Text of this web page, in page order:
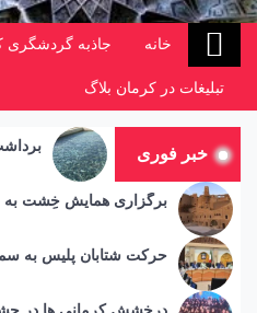
خانه جاذبه گردشگری
تبلیغات در کرمان بلاگ
خبر فوری
برگزاری همایش خِشت
حرکت شتابان پلیس به